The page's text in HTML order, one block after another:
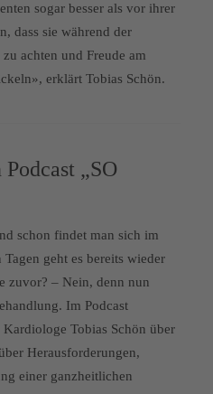
sogar besser als vor ihrer
dass sie während der
achten und Freude am
erklärt Tobias Schön.
„SO
schon findet man sich im
geht es bereits wieder
zuvor? – Nein, denn nun
Im Podcast
Tobias Schön über
Herausforderungen,
einer ganzheitlichen